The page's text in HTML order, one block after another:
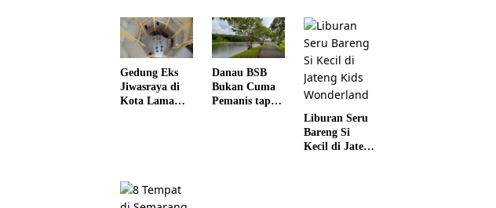
Gedung Eks
Jiwasraya di
Kota Lama
Danau BSB
Bukan Cuma
Pemanis tapi
Liburan Seru
Bareng Si
Kecil di Jateng